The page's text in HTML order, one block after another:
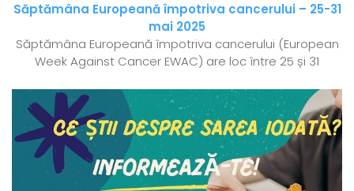
Săptămâna Europeană împotriva cancerului – 25-31
mai 2025
Săptămâna Europeană împotriva cancerului (European
Week Against Cancer EWAC) are loc între 25 și 31